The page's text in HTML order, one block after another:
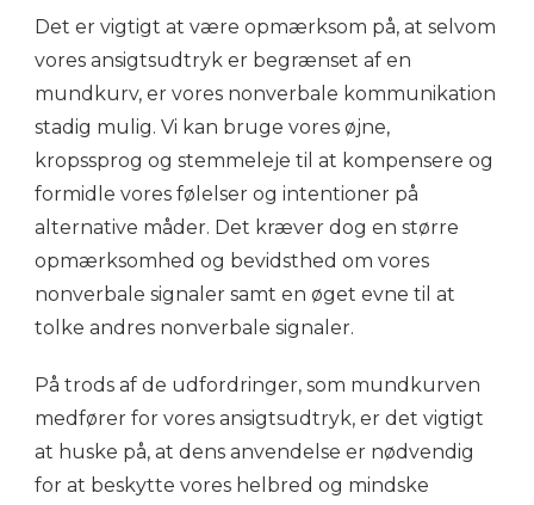
Det er vigtigt at være opmærksom på, at selvom
vores ansigtsudtryk er begrænset af en
mundkurv, er vores nonverbale kommunikation
stadig mulig. Vi kan bruge vores øjne,
kropssprog og stemmeleje til at kompensere og
formidle vores følelser og intentioner på
alternative måder. Det kræver dog en større
opmærksomhed og bevidsthed om vores
nonverbale signaler samt en øget evne til at
tolke andres nonverbale signaler.
På trods af de udfordringer, som mundkurven
medfører for vores ansigtsudtryk, er det vigtigt
at huske på, at dens anvendelse er nødvendig
for at beskytte vores helbred og mindske